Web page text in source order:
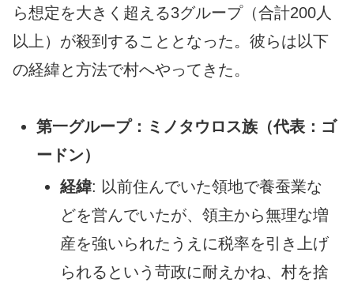
ら想定を大きく超える3グループ（合計200人
以上）が殺到することとなった。彼らは以下
の経緯と方法で村へやってきた。
第一グループ：ミノタウロス族（代表：ゴ
ードン）
経緯: 以前住んでいた領地で養蚕業な
どを営んでいたが、領主から無理な増
産を強いられたうえに税率を引き上げ
られるという苛政に耐えかね、村を捨